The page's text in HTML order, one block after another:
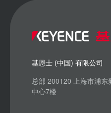
基恩士 (中国) 有限公司
总部 200120 上海市浦
中心7楼